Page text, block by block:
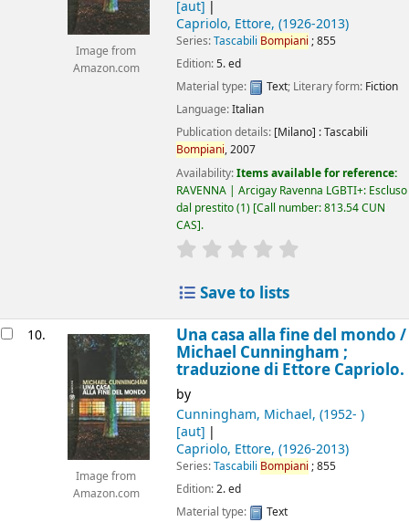
Image from
Amazon.com
[aut]
Capriolo, Ettore, (1926-2013)
Series:Tascabili Bompiani ; 855
Edition:5. ed
Material type:
Text; Literary form: Fiction
Language:Italian
Publication details: [Milano] :Tascabili
Bompiani,2007
Availability:Items available for reference:
RAVENNA | Arcigay Ravenna LGBTI+: Escluso
dal prestito(1) Call number:813.54 CUN
CAS .
star rating
Save to lists
10.
Image from
Amazon.com
Una casa alla fine del mondo /
Michael Cunningham ;
traduzione di Ettore Capriolo.
by
Cunningham, Michael, (1952- )
[aut]
Capriolo, Ettore, (1926-2013)
Series:Tascabili Bompiani ; 855
Edition:2. ed
Material type:
Text